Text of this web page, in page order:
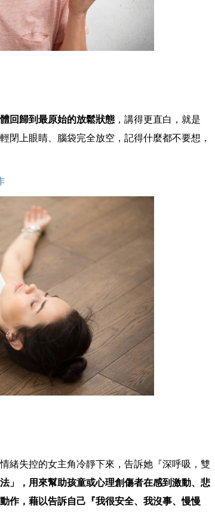
回歸到最原始的放鬆狀態，講得更直白，就是
閉上眼睛、腦袋完全放空，記得什麼都不要想，
緒失控的女主角冷靜下來，告訴她『深呼吸，雙
法」，用來幫助孩童或心理創傷者在感到激動、悲
作，藉以告訴自己『我很安全、我沒事、慢慢